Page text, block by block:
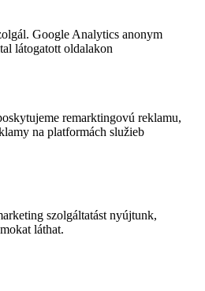
Google Analytics anonym
látogatott oldalakon
remarktingovú reklamu,
na platformách služieb
szolgáltatást nyújtunk,
láthat.